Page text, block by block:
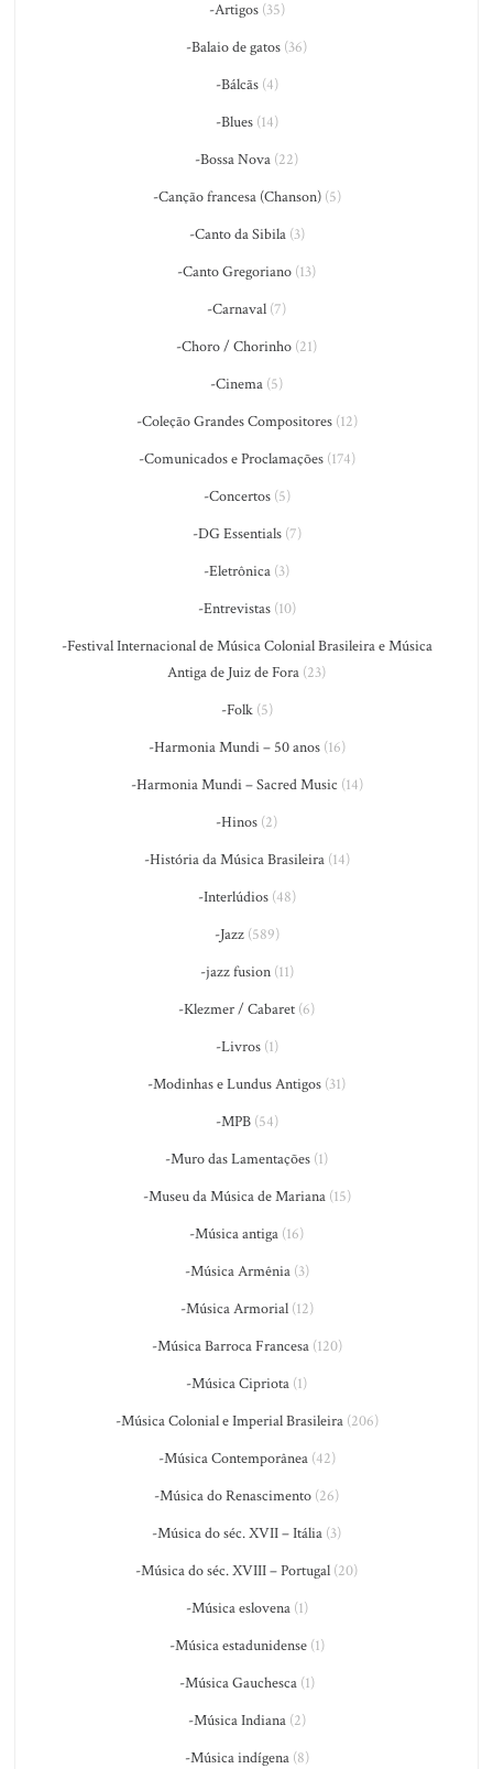
-Artigos(35)
-Balaio de gatos (36)
-Bálcãs(4)
-Blues(14)
-Bossa Nova (22)
-Canção francesa (Chanson)(5)
-Canto da Sibila(3)
-Canto Gregoriano (13)
-Carnaval (7)
-Choro / Chorinho (21)
-Cinema (5)
-Coleção Grandes Compositores(12)
-Comunicados e Proclamações(174)
-Concertos(5)
-DG Essentials(7)
-Eletrônica (3)
-Entrevistas(10)
-Festival Internacional de Música Colonial Brasileira e Música
Antiga de Juiz de Fora (23)
-Folk(5)
-Harmonia Mundi – 50 anos(16)
-Harmonia Mundi – Sacred Music (14)
-Hinos (2)
-História da Música Brasileira(14)
-Interlúdios(48)
-Jazz(589)
-jazz fusion(11)
-Klezmer / Cabaret (6)
-Livros(1)
-Modinhas e Lundus Antigos (31)
-MPB(54)
-Muro das Lamentações (1)
-Museu da Música de Mariana(15)
-Música antiga (16)
-Música Armênia(3)
-Música Armorial(12)
-Música Barroca Francesa(120)
-Música Cipriota (1)
-Música Colonial e Imperial Brasileira(206)
-Música Contemporânea(42)
-Música do Renascimento (26)
-Música do séc. XVII – Itália (3)
-Música do séc. XVIII – Portugal (20)
-Música eslovena(1)
-Música estadunidense(1)
-Música Gauchesca(1)
-Música Indiana(2)
-Música indígena(8)